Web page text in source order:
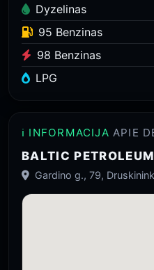
Dyzelinas
95 Benzinas
98 Benzinas
LPG
ℹ️ INFORMACIJA APIE
BALTIC PETROLEUM
Gardino g., 79,